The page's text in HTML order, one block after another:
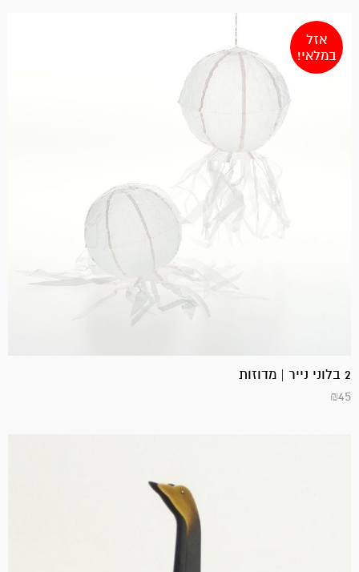
אזל
במלאי!
2 בלוני נייר | מדוזות
₪45